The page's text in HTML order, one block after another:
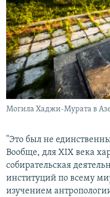
Могила Хаджи-Мурата в
"Это был не
Вообще, для XIX века
собирательская
институций по всему
изучением